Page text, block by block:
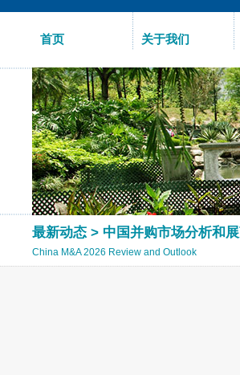
首页 关于我们
最新动态 > 中国并购市场分析和
China M&A 2026 Review and Outlook